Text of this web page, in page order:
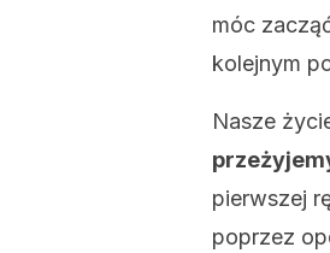
móc
kolejnym
Nasze
pierwszej
poprzez